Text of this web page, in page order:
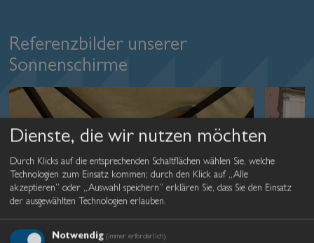
Referenzbilder unserer
Sonnenschirme
Dienste, die wir nutzen möchten
Durch Klicks auf die entsprechenden Schaltflächen wählen Sie, welche
Technologien zum Einsatz kommen; durch den Klick auf „Alle
akzeptieren“ oder „Auswahl speichern“ erklären Sie, dass Sie den Einsatz
der ausgewählten Technologien erlauben.
Notwendig (immer erforderlich)